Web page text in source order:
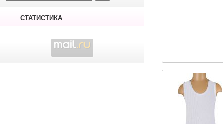
СТАТИСТИКА